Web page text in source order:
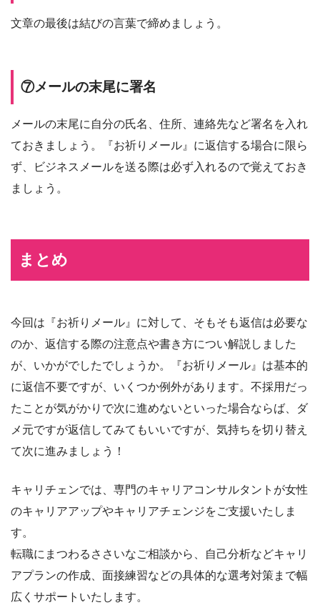
文章の最後は結びの言葉で締めましょう。
⑦メールの末尾に署名
メールの末尾に自分の氏名、住所、連絡先など署名を入れ
ておきましょう。『お祈りメール』に返信する場合に限ら
ず、ビジネスメールを送る際は必ず入れるので覚えておき
ましょう。
まとめ
今回は『お祈りメール』に対して、そもそも返信は必要な
のか、返信する際の注意点や書き方につい解説しました
が、いかがでしたでしょうか。『お祈りメール』は基本的
に返信不要ですが、いくつか例外があります。不採用だっ
たことが気がかりで次に進めないといった場合ならば、ダ
メ元ですが返信してみてもいいですが、気持ちを切り替え
て次に進みましょう！
キャリチェンでは、専門のキャリアコンサルタントが女性
のキャリアアップやキャリアチェンジをご支援いたしま
す。
転職にまつわるささいなご相談から、自己分析などキャリ
アプランの作成、面接練習などの具体的な選考対策まで幅
広くサポートいたします。